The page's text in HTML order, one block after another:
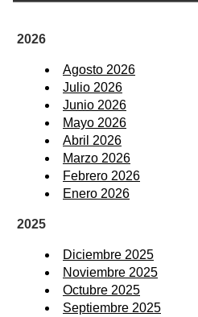
2026
Agosto 2026
Julio 2026
Junio 2026
Mayo 2026
Abril 2026
Marzo 2026
Febrero 2026
Enero 2026
2025
Diciembre 2025
Noviembre 2025
Octubre 2025
Septiembre 2025